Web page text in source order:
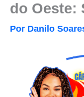
do Oeste:
Por Danilo